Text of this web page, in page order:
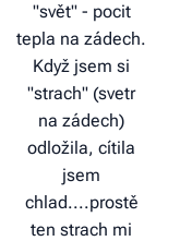
"svět" - pocit
tepla na zádech.
Když jsem si
"strach" (svetr
na zádech)
odložila, cítila
jsem
chlad....prostě
ten strach mi